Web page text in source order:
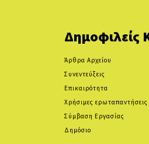
Δημοφιλείς
Άρθρα Αρχείου
Συνεντεύξεις
Επικαιρότητα
Χρήσιμες ερωταπαντήσεις
Σύμβαση Εργασίας
Δημόσιο